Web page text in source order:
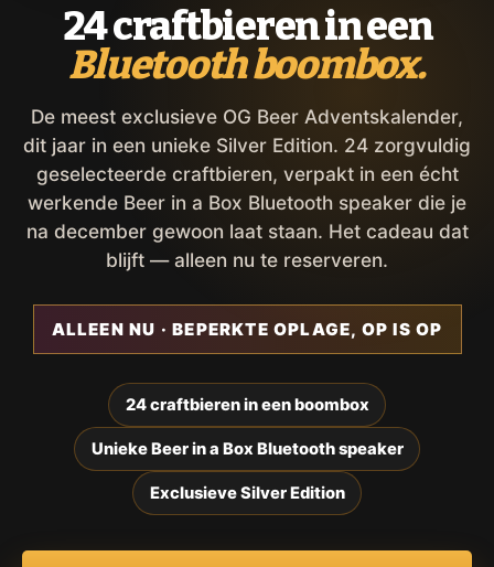
24 craftbieren in een
Bluetooth boombox.
De meest exclusieve OG Beer Adventskalender,
dit jaar in een unieke Silver Edition. 24 zorgvuldig
geselecteerde craftbieren, verpakt in een écht
werkende Beer in a Box Bluetooth speaker die je
na december gewoon laat staan. Het cadeau dat
blijft — alleen nu te reserveren.
ALLEEN NU · BEPERKTE OPLAGE, OP IS OP
24 craftbieren in een boombox
Unieke Beer in a Box Bluetooth speaker
Exclusieve Silver Edition